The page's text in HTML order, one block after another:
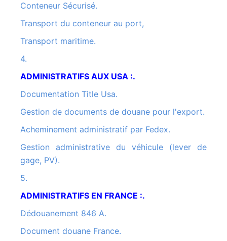
Conteneur Sécurisé.
Transport du conteneur au port,
Transport maritime.
4.
ADMINISTRATIFS AUX USA :.
Documentation Title Usa.
Gestion de documents de douane pour l'export.
Acheminement administratif par Fedex.
Gestion administrative du véhicule (lever de
gage, PV).
5.
ADMINISTRATIFS EN FRANCE :.
Dédouanement 846 A.
Document douane France.